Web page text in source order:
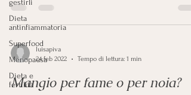
gestirli
Dieta
antinfiammatoria
Superfood
Menopausa
Dieta e
fertilità
luisapiva
24 feb 2022
Tempo di lettura: 1 min
Mangio per fame o per noia?